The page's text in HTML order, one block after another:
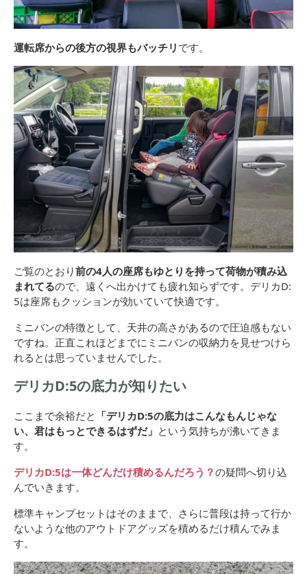
運転席からの後方の視界もバッチリ です。
ご覧のとおり前の4人の座席もゆとりを持って荷物が積み込
まれてるので、遠くへ出かけても疲れ知らずです。デリカD:
5は座席もクッションが効いていて快適です。
ミニバンの特徴として、天井の高さがあるので圧迫感もない
ですね。正直これほどまでにミニバンの収納力を見せつけら
れるとは思っていませんでした。
デリカD:5の底力が知りたい
ここまで余裕だと 「デリカD:5の底力はこんなもんじゃな
い、君はもっとできるはずだ」 という気持ちが沸いてきま
す。
デリカD:5は一体どんだけ積めるんだろう？の疑問へ切り込
んでいきます。
標準キャンプセットはそのままで、さらに普段は持って行か
ないような他のアウトドアグッズを積めるだけ積んでみま
す。